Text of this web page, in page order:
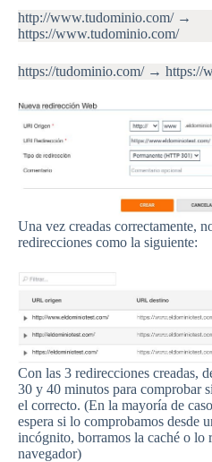
http://www.tudominio.com/ →
https://www.tudominio.com/
https://tudominio.com/ → https://
Una vez creadas correctamente,
redirecciones como la siguiente:
Con las 3 redirecciones creadas,
30 y 40 minutos para comprobar
el correcto. (En la mayoría de
espera si lo comprobamos desde
incógnito, borramos la caché o lo
navegador)